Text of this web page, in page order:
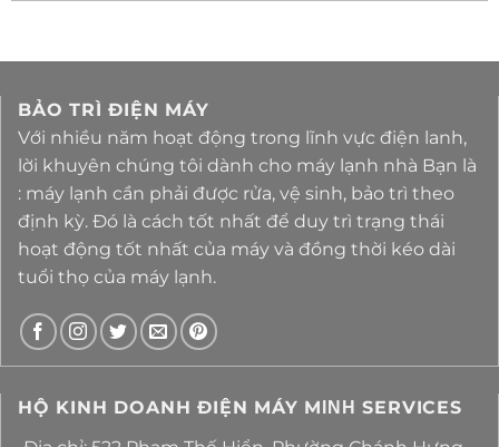
BẢO TRÌ ĐIỆN MÁY
Với nhiều năm hoạt động trong lĩnh vực điện lanh,
lời khuyên chúng tôi dành cho máy lạnh nhà Bạn là
: máy lạnh cần phải được rửa, vệ sinh, bảo trì theo
định kỳ. Đó là cách tốt nhất để duy trì trạng thái
hoạt động tốt nhất của máy và đồng thời kéo dài
tuổi thọ của máy lạnh.
HỘ KINH DOANH ĐIỆN MÁY MΙΝΗ SERVICES